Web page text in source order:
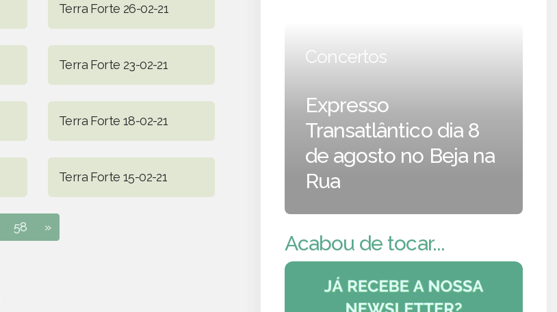
Terra Forte 26-02-21
Terra Forte 23-02-21
Terra Forte 18-02-21
Terra Forte 15-02-21
58 »
Concertos
Expresso
Transatlântico dia 8
de agosto no Beja na
Rua
Acabou de tocar...